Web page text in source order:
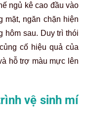
ngủ kê cao đầu vào
mặt, ngăn chặn hiện
hôm sau. Duy trì thói
cố hiệu quả của
hỗ trợ màu mực lên
vệ sinh mí